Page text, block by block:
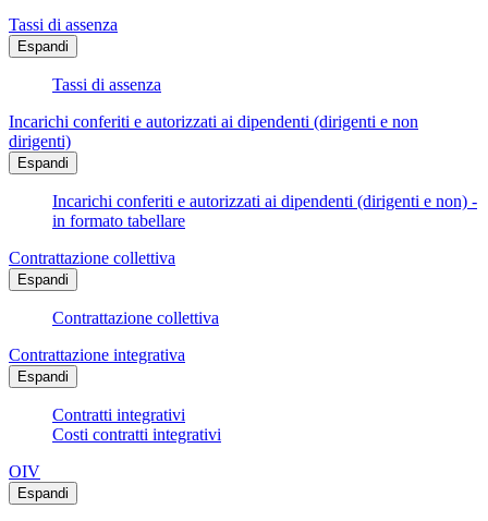
Tassi di assenza
Espandi
Tassi di assenza
Incarichi conferiti e autorizzati ai dipendenti (dirigenti e non
dirigenti)
Espandi
Incarichi conferiti e autorizzati ai dipendenti (dirigenti e non) -
in formato tabellare
Contrattazione collettiva
Espandi
Contrattazione collettiva
Contrattazione integrativa
Espandi
Contratti integrativi
Costi contratti integrativi
OIV
Espandi